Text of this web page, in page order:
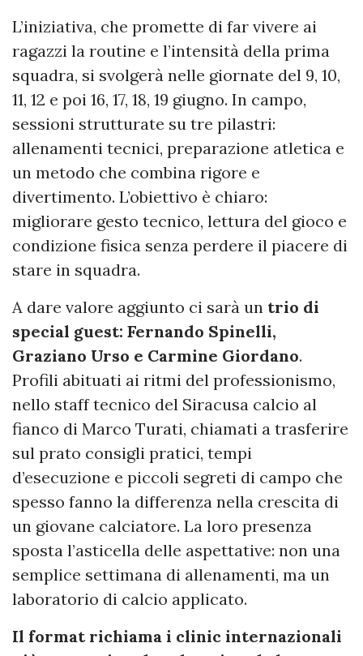
L’iniziativa, che promette di far vivere ai
ragazzi la routine e l’intensità della prima
squadra, si svolgerà nelle giornate del 9, 10,
11, 12 e poi 16, 17, 18, 19 giugno. In campo,
sessioni strutturate su tre pilastri:
allenamenti tecnici, preparazione atletica e
un metodo che combina rigore e
divertimento. L’obiettivo è chiaro:
migliorare gesto tecnico, lettura del gioco e
condizione fisica senza perdere il piacere di
stare in squadra.
A dare valore aggiunto ci sarà un trio di
special guest: Fernando Spinelli,
Graziano Urso e Carmine Giordano.
Profili abituati ai ritmi del professionismo,
nello staff tecnico del Siracusa calcio al
fianco di Marco Turati, chiamati a trasferire
sul prato consigli pratici, tempi
d’esecuzione e piccoli segreti di campo che
spesso fanno la differenza nella crescita di
un giovane calciatore. La loro presenza
sposta l’asticella delle aspettative: non una
semplice settimana di allenamenti, ma un
laboratorio di calcio applicato.
Il format richiama i clinic internazionali